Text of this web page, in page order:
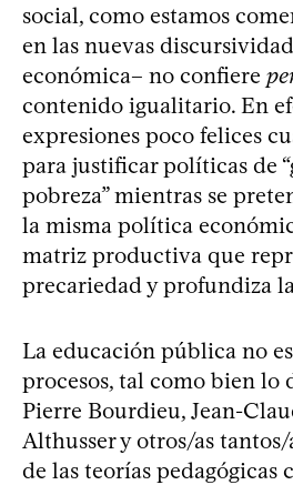
social, como estamos
en las nuevas
económica– no confiere
contenido igualitario. En
expresiones poco felices
para justificar políticas de
pobreza” mientras se
la misma política
matriz productiva que
precariedad y profundiza
La educación pública no
procesos, tal como bien lo
Pierre Bourdieu, Jean-
Althusser y otros/as
de las teorías pedagógicas